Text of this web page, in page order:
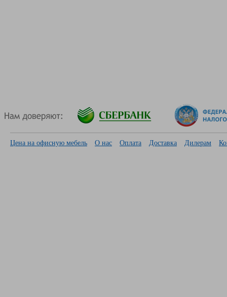
Цена на офисную мебель О нас Оплата Доставка Дилерам